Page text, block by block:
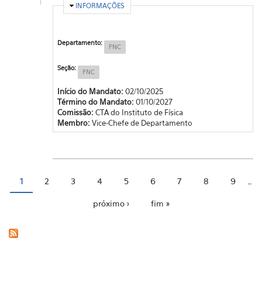
OCULTAR
INFORMAÇÕES
Departamento: FNC
Seção: FNC
Início do Mandato: 02/10/2025
Término do Mandato: 01/10/2027
Comissão: CTA do Instituto de Física
Membro: Vice-Chefe de Departamento
Páginas
1 2 3 4 5 6 7 8 9
próximo › fim »